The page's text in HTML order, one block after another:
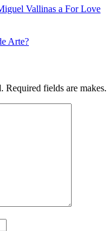
Vallinas a For Love
Arte?
Required fields are makes.